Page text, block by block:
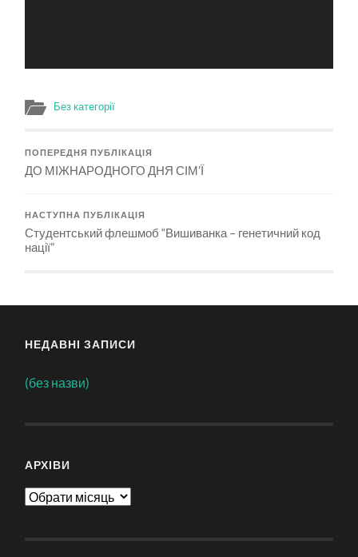
Без категорії
ПОПЕРЕДНЯ ПУБЛІКАЦІЯ
ДО МІЖНАРОДНОГО ДНЯ СІМ’Ї
НАСТУПНА ПУБЛІКАЦІЯ
Студентський флешмоб “Вишиванка – генетичний код
нації”
НЕДАВНІ ЗАПИСИ
(без назви)
АРХІВИ
Архіви